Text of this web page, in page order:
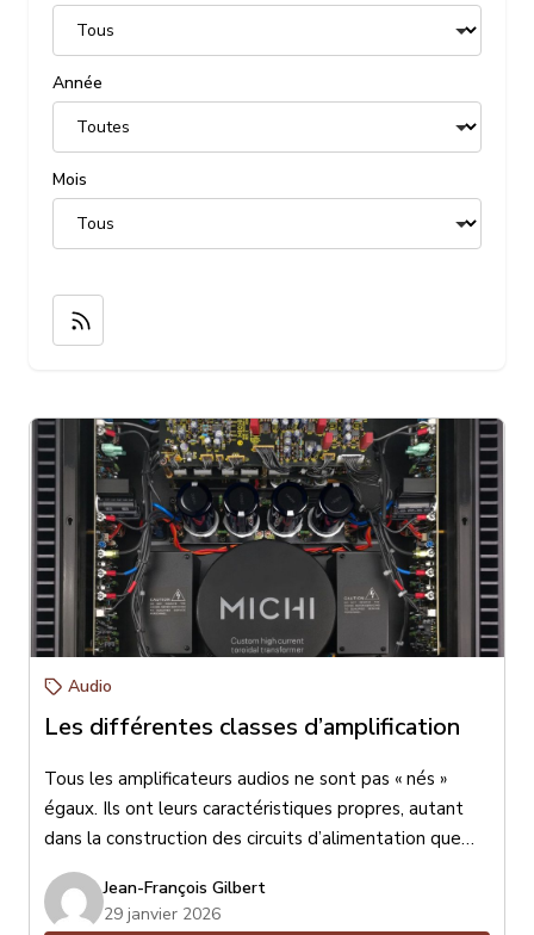
Année
Mois
Audio
Les différentes classes d’amplification
Tous les amplificateurs audios ne sont pas « nés »
égaux. Ils ont leurs caractéristiques propres, autant
dans la construction des circuits d’alimentation que
dans les circuits de traitement audio, de pré-
amplification ou d’amplification de puissance. Je
parlerai aujourd’hui des différentes classes
Jean-François Gilbert
29 janvier 2026